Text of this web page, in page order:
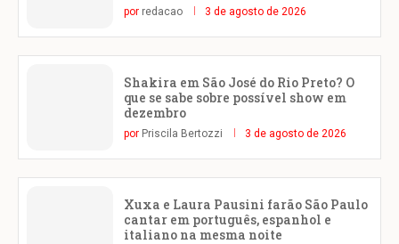
por redacao 3 de agosto de 2026
Shakira em São José do Rio Preto? O
que se sabe sobre possível show em
dezembro
por Priscila Bertozzi 3 de agosto de 2026
Xuxa e Laura Pausini farão São Paulo
cantar em português, espanhol e
italiano na mesma noite